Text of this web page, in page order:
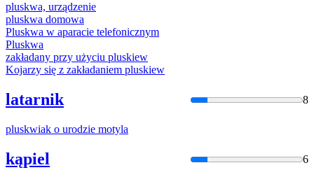
pluskwa, urządzenie
pluskwa domowa
Pluskwa w aparacie telefonicznym
Pluskwa
zakładany przy użyciu pluskiew
Kojarzy się z zakładaniem pluskiew
latarnik 8
pluskwiak o urodzie motyla
kąpiel 6